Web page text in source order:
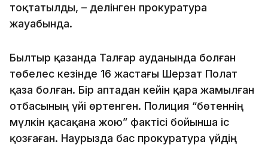
тоқтатылды, – делінген прокуратура
жауабында.
Былтыр қазанда Талғар ауданында болған
төбелес кезінде 16 жастағы Шерзат Полат
қаза болған. Бір аптадан кейін қара жамылған
отбасының үйі өртенген. Полиция “бөтеннің
мүлкін қасақана жою” фактісі бойынша іс
қозғаған. Наурызда бас прокуратура үйдің